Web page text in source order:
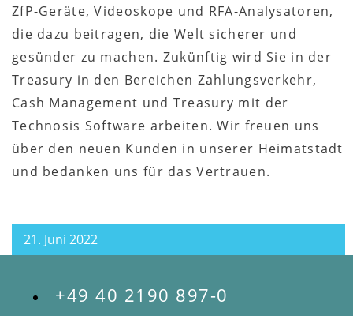
ZfP-Geräte, Videoskope und RFA-Analysatoren,
die dazu beitragen, die Welt sicherer und
gesünder zu machen. Zukünftig wird Sie in der
Treasury in den Bereichen Zahlungsverkehr,
Cash Management und Treasury mit der
Technosis Software arbeiten. Wir freuen uns
über den neuen Kunden in unserer Heimatstadt
und bedanken uns für das Vertrauen.
21. Juni 2022
+49 40 2190 897-0